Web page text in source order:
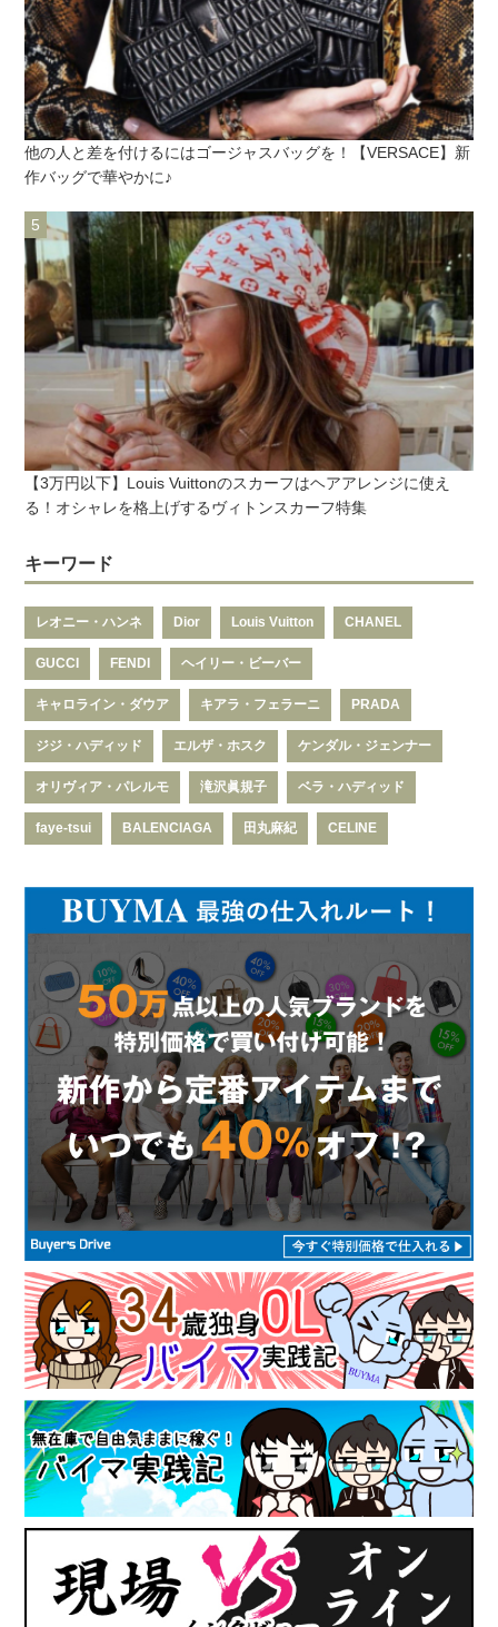
他の人と差を付けるにはゴージャスバッグを！【VERSACE】新
作バッグで華やかに♪
【3万円以下】Louis Vuittonのスカーフはヘアアレンジに使え
る！オシャレを格上げするヴィトンスカーフ特集
キーワード
レオニー・ハンネ Dior Louis Vuitton CHANEL
GUCCI FENDI ヘイリー・ビーバー
キャロライン・ダウア キアラ・フェラーニ PRADA
ジジ・ハディッド エルザ・ホスク ケンダル・ジェンナー
オリヴィア・パレルモ 滝沢眞規子 ベラ・ハディッド
faye-tsui BALENCIAGA 田丸麻紀 CELINE